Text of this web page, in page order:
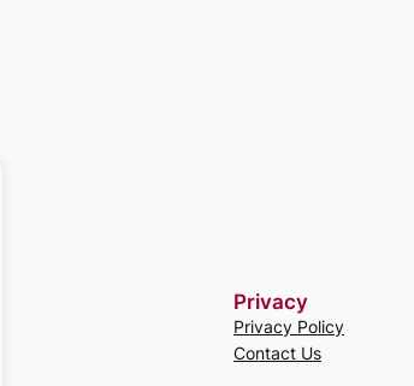
Privacy
Privacy Policy
Contact Us